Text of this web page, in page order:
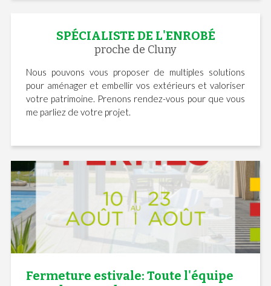
SPÉCIALISTE DE L'ENROBÉ
proche de Cluny
Nous pouvons vous proposer de multiples solutions
pour aménager et embellir vos extérieurs et valoriser
votre patrimoine. Prenons rendez-vous pour que vous
me parliez de votre projet.
Fermeture estivale: Toute l'équipe